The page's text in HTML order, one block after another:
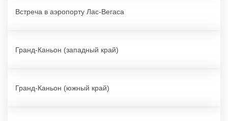
Встреча в аэропорту Лас-Вегаса
Гранд-Каньон (западный край)
Гранд-Каньон (южный край)